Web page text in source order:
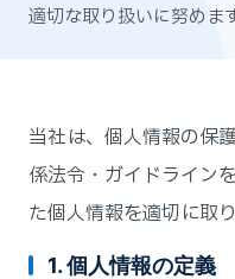
適切な取り扱いに努めます
当社は、個人情報の保
係法令・ガイドライン
た個人情報を適切に取り
1. 個人情報の定義